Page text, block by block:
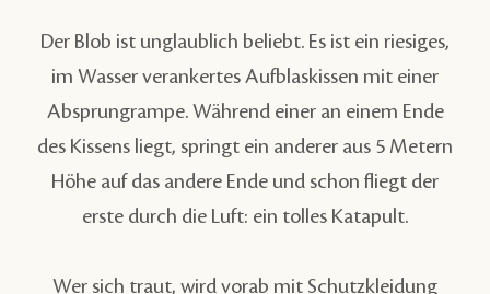
Der Blob ist unglaublich beliebt. Es ist ein riesiges,
im Wasser verankertes Aufblaskissen mit einer
Absprungrampe. Während einer an einem Ende
des Kissens liegt, springt ein anderer aus 5 Metern
Höhe auf das andere Ende und schon fliegt der
erste durch die Luft: ein tolles Katapult.
Wer sich traut, wird vorab mit Schutzkleidung